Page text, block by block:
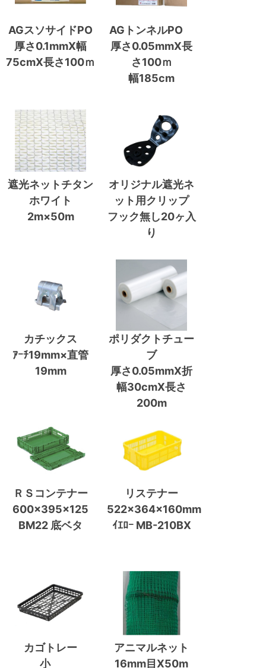
AGスソサイドPO
厚さ0.1mmX幅
75cmX長さ100ｍ
AGトンネルPO
厚さ0.05mmX長
さ100ｍ
幅185cm
遮光ネットチタン
ホワイト
2m×50m
オリジナル遮光ネ
ット用クリップ
フック無し20ヶ入
り
カチックス
ｱｰﾁ19mm×直管
19mm
ポリダクトチュー
ブ
厚さ0.05mmX折
幅30cmX長さ
200m
ＲＳコンテナー
600×395×125
BM22 底ベタ
リステナー
522×364×160mm
ｲｴﾛｰ MB-210BX
カゴトレー
小
アニマルネット
16mm目X50m